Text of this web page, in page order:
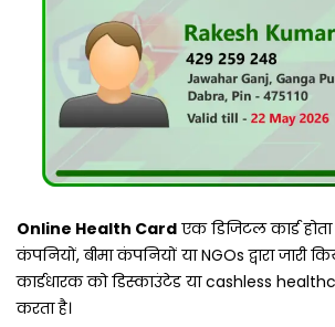
Online Health Card एक डिजिटल कार्ड होता
कंपनियों, बीमा कंपनियों या NGOs द्वारा जारी
कार्डधारक को डिस्काउंटेड या cashless
करता है।